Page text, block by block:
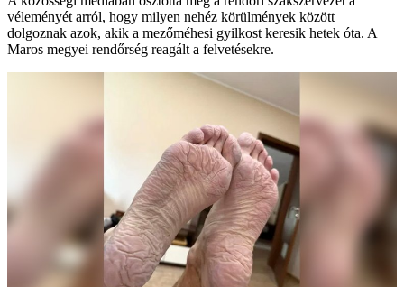
véleményét arról, hogy milyen nehéz körülmények között
dolgoznak azok, akik a mezőméhesi gyilkost keresik hetek óta. A
Maros megyei rendőrség reagált a felvetésekre.